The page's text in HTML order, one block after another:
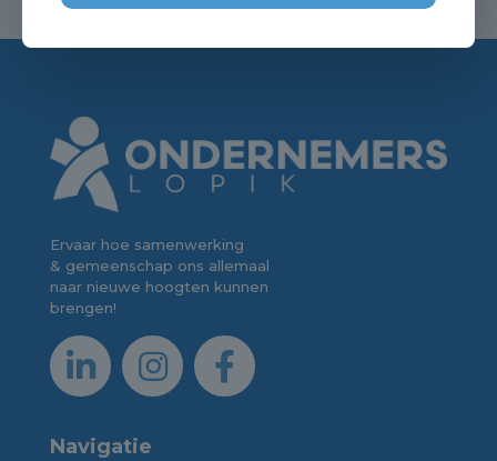
Ervaar hoe samenwerking
& gemeenschap ons allemaal
naar nieuwe hoogten kunnen
brengen!
Navigatie